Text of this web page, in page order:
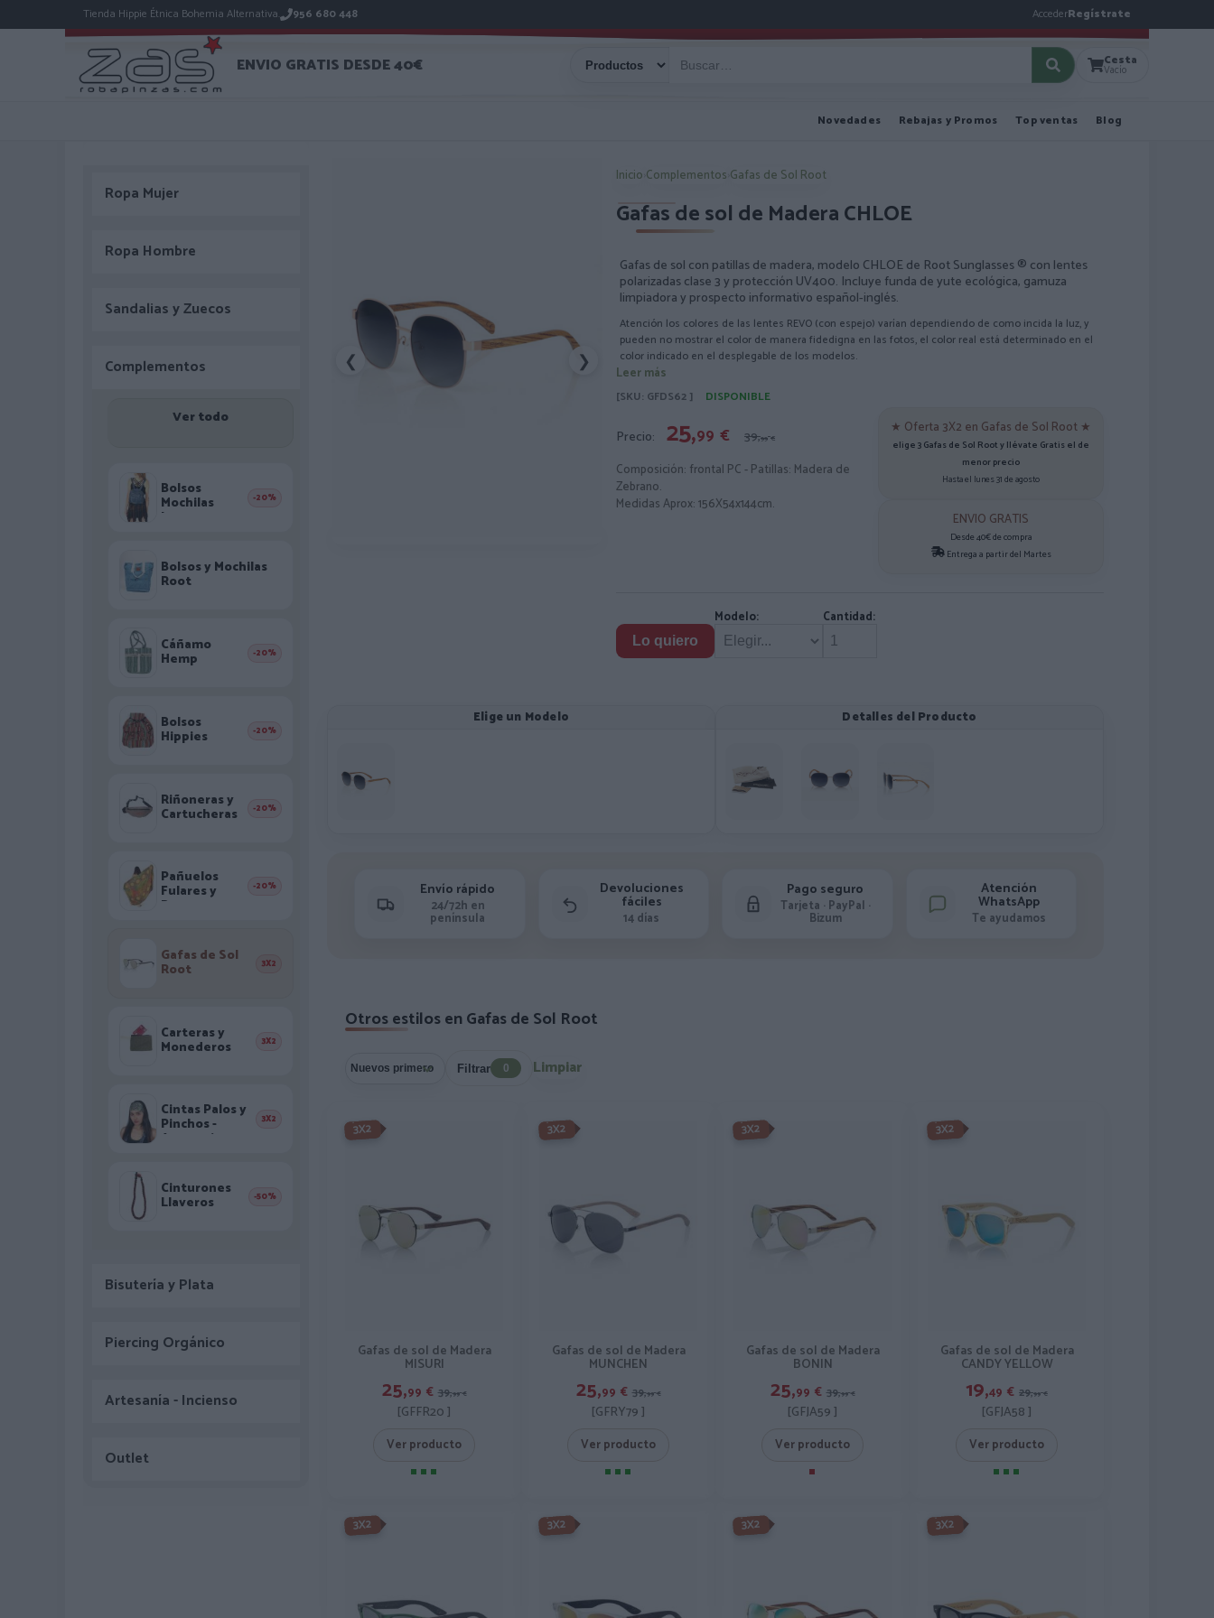
Tienda Hippie Étnica Bohemia Alternativa. 956 680 448 AccederRegístrate
ENVIO GRATIS DESDE 40€ Cesta
Vacío
Novedades Rebajas y Promos Top ventas Blog
Ropa Mujer
Ropa Hombre
Sandalias y Zuecos
Complementos
Ver todo
Bolsos
Mochilas
Jeans
-20%
Bolsos y Mochilas
Root
Cáñamo
Hemp -20%
Bolsos
Hippies -20%
Riñoneras y
Cartucheras -20%
Pañuelos
Fulares y
Pareos
-20%
Gafas de Sol
Root 3X2
Carteras y
Monederos 3X2
Cintas Palos y
Pinchos -
Accesorios
3X2
Cinturones
Llaveros -50%
Bisutería y Plata
Piercing Orgánico
Artesanía - Incienso
Outlet
❮ ❯
Inicio Complementos Gafas de Sol Root
Gafas de sol de Madera CHLOE
Gafas de sol con patillas de madera, modelo CHLOE de Root Sunglasses ® con lentes
polarizadas clase 3 y protección UV400. Incluye funda de yute ecológica, gamuza
limpiadora y prospecto informativo español-inglés.
Atención los colores de las lentes REVO (con espejo) varían dependiendo de como incida la luz, y
pueden no mostrar el color de manera fidedigna en las fotos, el color real está determinado en el
color indicado en el desplegable de los modelos.
Leer más
[SKU: GFDS62 ] DISPONIBLE
★ Oferta 3X2 en Gafas de Sol Root ★
elige 3 Gafas de Sol Root y llévate Gratis el de
menor precio
Hasta el lunes 31 de agosto
ENVIO GRATIS
Desde 40€ de compra
Entrega a partir del Martes
Precio: 25,99 € 39,99 €
Composición: frontal PC - Patillas: Madera de
Zebrano.
Medidas Aprox: 156X54x144cm.
Lo quiero
Modelo: Cantidad:
Elige un Modelo Detalles del Producto
Envío rápido
24/72h en
península
Devoluciones
fáciles
14 días
Pago seguro
Tarjeta · PayPal ·
Bizum
Atención
WhatsApp
Te ayudamos
Otros estilos en Gafas de Sol Root
Filtrar 0 Limpiar
-3X2%
3X2
Gafas de sol de Madera
MISURI
25,99 € 39,99 €
[GFFR20 ]
Ver producto
-3X2%
3X2
Gafas de sol de Madera
MUNCHEN
25,99 € 39,99 €
[GFRY79 ]
Ver producto
-3X2%
3X2
Gafas de sol de Madera
BONIN
25,99 € 39,99 €
[GFJA59 ]
Ver producto
-3X2%
3X2
Gafas de sol de Madera
CANDY YELLOW
19,49 € 29,99 €
[GFJA58 ]
Ver producto
-3X2%
3X2 -3X2%
3X2 -3X2%
3X2 -3X2%
3X2